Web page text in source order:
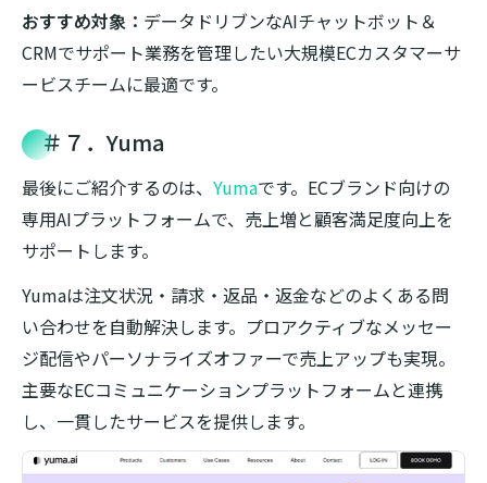
おすすめ対象： データドリブンなAIチャットボット＆
CRMでサポート業務を管理したい大規模ECカスタマーサ
ービスチームに最適です。
＃７．Yuma
最後にご紹介するのは、 Yumaです。ECブランド向けの
専用AIプラットフォームで、売上増と顧客満足度向上を
サポートします。
Yumaは注文状況・請求・返品・返金などのよくある問
い合わせを自動解決します。プロアクティブなメッセー
ジ配信やパーソナライズオファーで売上アップも実現。
主要なECコミュニケーションプラットフォームと連携
し、一貫したサービスを提供します。